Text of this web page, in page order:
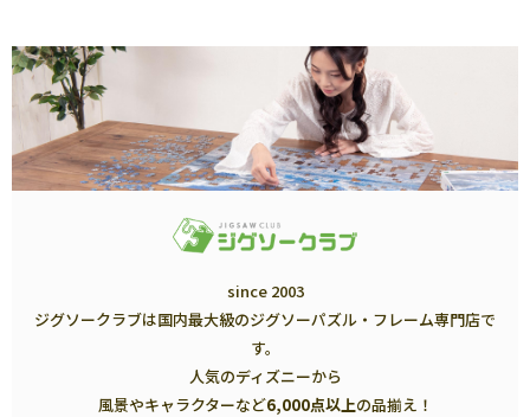
since 2003
ジグソークラブは国内最大級のジグソーパズル・フレーム専門店で
す。
人気のディズニーから
風景やキャラクターなど6,000点以上の品揃え！